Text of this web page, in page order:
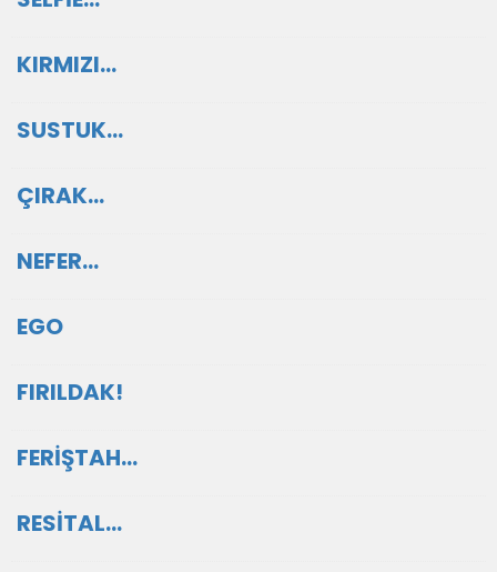
KIRMIZI…
SUSTUK…
ÇIRAK…
NEFER…
EGO
FIRILDAK!
FERİŞTAH…
RESİTAL…